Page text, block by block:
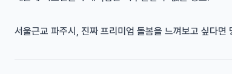
서울근교 파주시, 진짜 프리미엄 돌봄을 느껴보고 싶다면